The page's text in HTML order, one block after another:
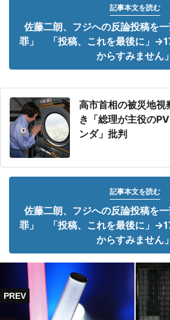
記事本文を読む
佐藤二朗、フジへの反論投稿を
罪」 「投稿、これを最後に」
からすみません」
高市首相の被災地
き「総理が主役の
ンダ」批判
記事本文を読む
佐藤二朗、フジへの反論投稿を
罪」 「投稿、これを最後に」
からすみません」